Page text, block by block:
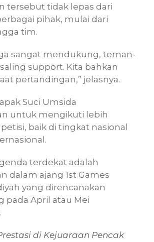
tersebut tidak lepas dari
pihak, mulai dari
tim.
sangat mendukung, teman-
support. Kita bahkan
pertandingan,” jelasnya.
Suci Umsida
untuk mengikuti lebih
baik di tingkat nasional
terdekat adalah
dalam ajang 1st Games
yang direncanakan
pada April atau Mei
di Kejuaraan Pencak